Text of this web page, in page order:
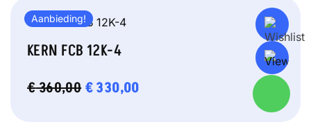
Aanbieding!
KERN FCB 12K-4
€360,00 OORSPRONKELIJKE
€330,00HUIDIGE